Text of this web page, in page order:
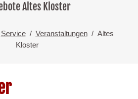
Altes Kloster
Service Veranstaltungen
Altes
Kloster